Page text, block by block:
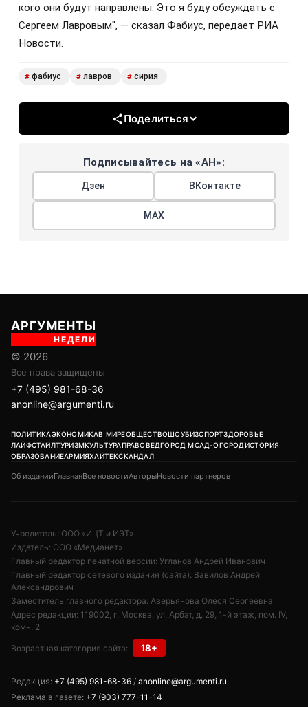
кого они будут направлены. Это я буду обсуждать с
Сергеем Лавровым", — сказал Фабиус, передает РИА
Новости.
# фабиус # лавров # сирия
Поделиться
Подписывайтесь на «АН»:
Дзен ВКонтакте
МАХ
АРГУМЕНТЫ
НЕДЕЛИ
© 2026
Все права защищены
+7 (495) 981-68-36
anonline@argumenti.ru
ПОЛИТИКАЭКОНОМИКАВ МИРЕОБЩЕСТВОШОУБИЗСПОРТЗДОРОВЬЕ
ЛАЙФСТАЙЛТУРИЗМКУЛЬТУРАПРАВОВЕДГОРОД МСАД-ОГОРОДИСТОРИЯ
ОБРАЗОВАНИЕАРМИЯХАЙТЕКСКАНДАЛ
Об изданииГлавнаяВсе новостиАвторыНовости партнеров
Учредитель: ООО «ИЦТ и ИЭТ»
Издатель: ООО «Медианет»
Главный редактор печатной версии: Угланов Андрей Иванович
Главный редактор сетевого издания (сайта): Вавилов Андрей
Александрович
Заместитель главного редактора: Аверьянова Олеся Сергеевна
Адрес редакции: 119002, г. Москва, ул. Арбат, д. 29, 1-й этаж, пом. IV,
комн. 2
Возрастная категория сайта: 18+
Редакция: +7 (495) 981-68-36 / anonline@argumenti.ru
Реклама в газете: +7 (903) 777-11-14